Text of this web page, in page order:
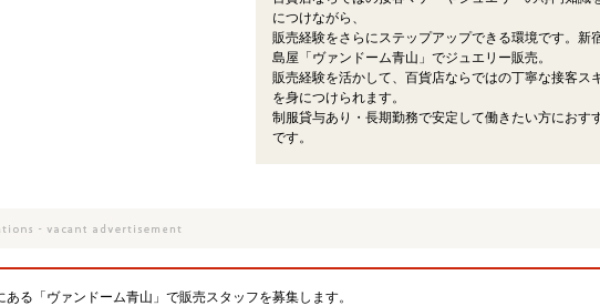
につけながら、
販売経験をさらにステップアップできる環境です。新
島屋「ヴァンドーム青山」でジュエリー販売。
販売経験を活かして、百貨店ならではの丁寧な接客ス
を身につけられます。
制服貸与あり・長期勤務で安定して働きたい方におす
です。
ある「ヴァンドーム青山」で販売スタッフを募集します。